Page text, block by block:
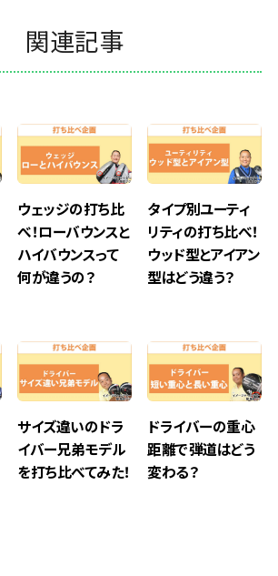
関連記事
ウェッジの打ち比
べ！ローバウンスと
ハイバウンスって
何が違うの？
タイプ別ユーティ
リティの打ち比べ！
ウッド型とアイアン
型はどう違う？
サイズ違いのドラ
イバー兄弟モデル
を打ち比べてみた！
ドライバーの重心
距離で弾道はどう
変わる？